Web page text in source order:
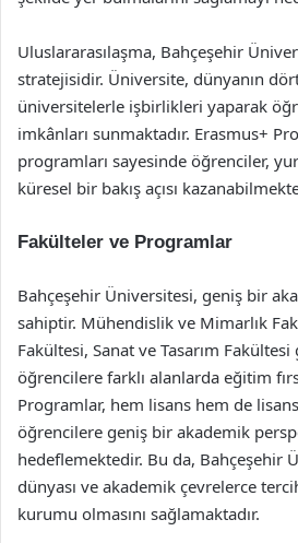
Uluslararasılaşma, Bahçeşehir
stratejisidir. Üniversite, dünyanın
üniversitelerle işbirlikleri yaparak
imkânları sunmaktadır. Erasmus+
programları sayesinde öğrenciler,
küresel bir bakış açısı
Fakülteler ve Programlar
Bahçeşehir Üniversitesi, geniş bir
sahiptir. Mühendislik ve Mimarlık
Fakültesi, Sanat ve Tasarım
öğrencilere farklı alanlarda eğitim
Programlar, hem lisans hem de
öğrencilere geniş bir akademik
hedeflemektedir. Bu da, Bahçeşehir
dünyası ve akademik çevrelerce
kurumu olmasını sağlamaktadır.